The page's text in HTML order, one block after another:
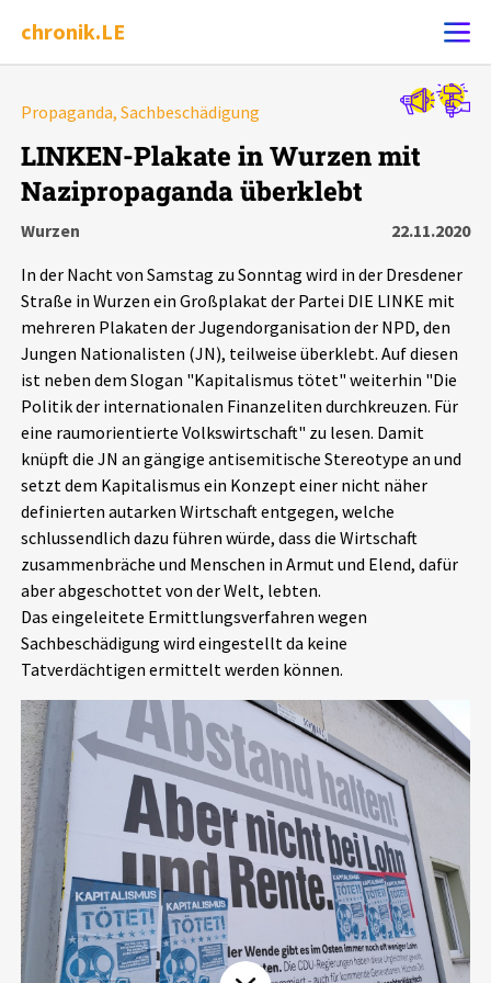
chronik.LE
Ereignis melden
Chronik
Leipziger Zustände
Schlaglichter
Phänomene
Aktuelles
Alle Beiträge
Veranstaltungen
Pressemitteilungen
Podcasts
Über uns
Projektbeschreibung
Unterstützer_innen
Spenden
chronik.LE in der Presse
Propaganda, Sachbeschädigung
LINKEN-Plakate in Wurzen mit
Nazipropaganda überklebt
Wurzen
22.11.2020
In der Nacht von Samstag zu Sonntag wird in der Dresdener
Straße in Wurzen ein Großplakat der Partei DIE LINKE mit
mehreren Plakaten der Jugendorganisation der NPD, den
Jungen Nationalisten (JN), teilweise überklebt. Auf diesen
ist neben dem Slogan "Kapitalismus tötet" weiterhin "Die
Politik der internationalen Finanzeliten durchkreuzen. Für
eine raumorientierte Volkswirtschaft" zu lesen. Damit
knüpft die JN an gängige antisemitische Stereotype an und
setzt dem Kapitalismus ein Konzept einer nicht näher
definierten autarken Wirtschaft entgegen, welche
schlussendlich dazu führen würde, dass die Wirtschaft
zusammenbräche und Menschen in Armut und Elend, dafür
aber abgeschottet von der Welt, lebten.
Das eingeleitete Ermittlungsverfahren wegen
Sachbeschädigung wird eingestellt da keine
Tatverdächtigen ermittelt werden können.
Alle Ereignisse
Ereignisse Statistik